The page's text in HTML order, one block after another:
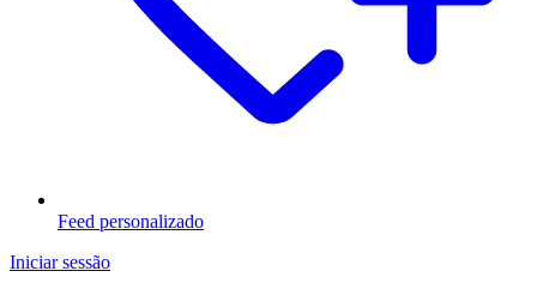
Feed personalizado
Iniciar sessão